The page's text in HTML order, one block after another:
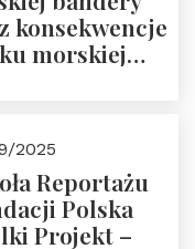
konsekwencje
morskiej
2025
Reportażu
Polska
Projekt –